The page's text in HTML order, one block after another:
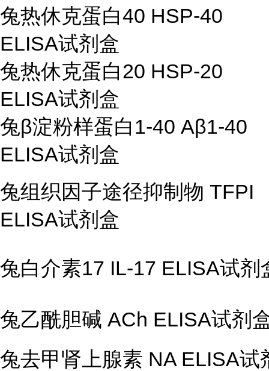
兔热休克蛋白40 HSP-40
ELISA试剂盒
兔热休克蛋白20 HSP-20
ELISA试剂盒
兔β淀粉样蛋白 1-40 Aβ1-40
ELISA试剂盒
兔组织因子途径抑制物 TFPI
ELISA试剂盒
兔白介素17 IL-17 ELISA试剂
兔乙酰胆碱 ACh ELISA试剂
兔去甲肾上腺素 NA ELISA试